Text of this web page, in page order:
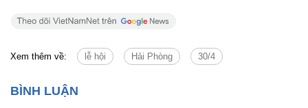
Xem thêm về: lễ hội Hải Phòng 30/4